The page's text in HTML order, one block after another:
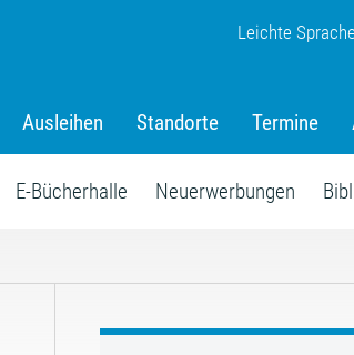
Leichte Sprache
Ausleihen Standorte Termine
E-Bücherhalle Neuerwerbungen